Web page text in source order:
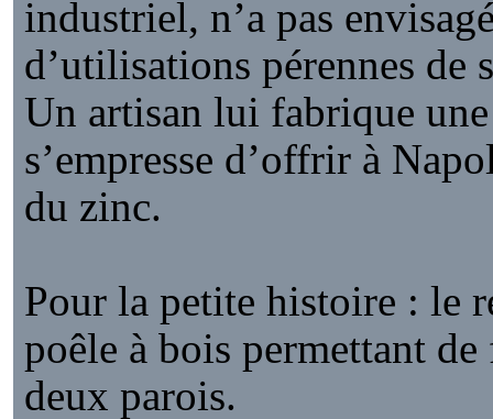
industriel, n’a pas
d’utilisations pérennes de
Un artisan lui fabrique
s’empresse d’offrir à
du zinc.
Pour la petite histoire : le
poêle à bois permettant
deux parois.